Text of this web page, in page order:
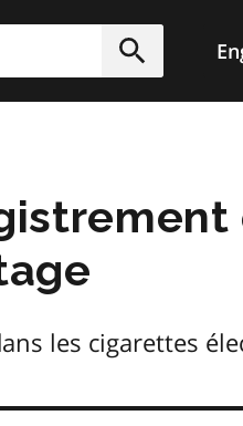
Soumettre
les cigarettes